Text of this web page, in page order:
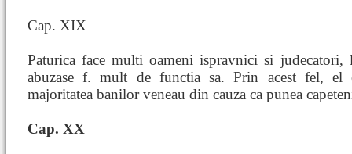
Cap. XIX
Paturica face multi oameni ispravnici si judecatori,
abuzase f. mult de functia sa. Prin acest fel, el
majoritatea banilor veneau din cauza ca punea
Cap. XX